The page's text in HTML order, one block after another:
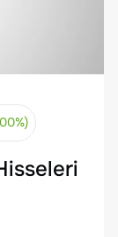
%)